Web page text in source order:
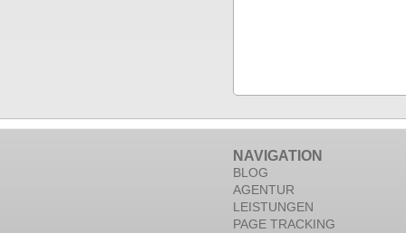
NAVIGATION
BLOG
AGENTUR
LEISTUNGEN
PAGE TRACKING